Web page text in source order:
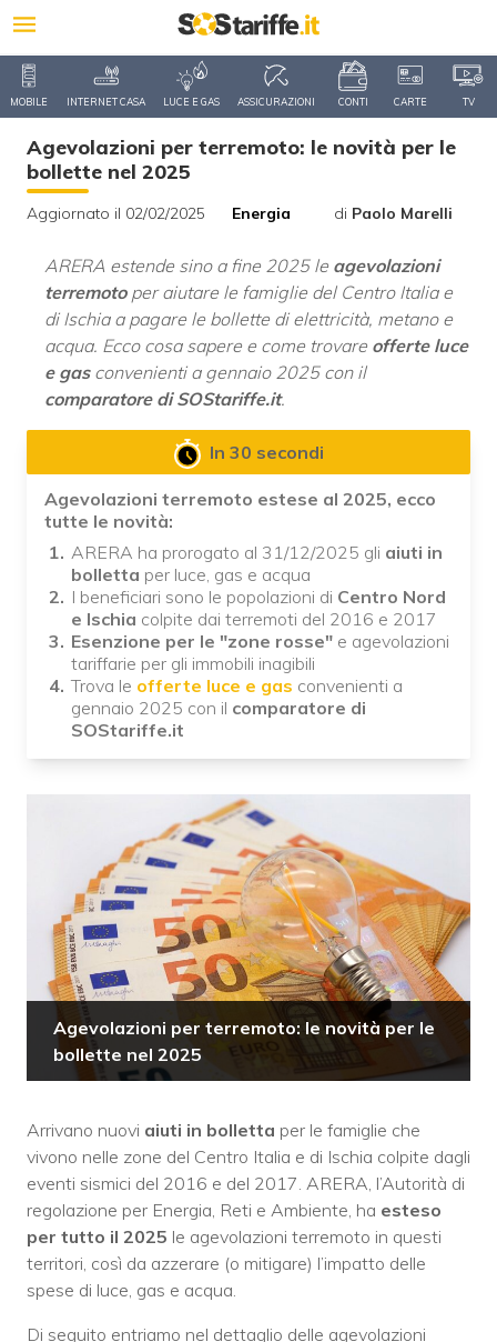
MOBILE INTERNET CASA LUCE E GAS ASSICURAZIONI CONTI CARTE TV
Agevolazioni per terremoto: le novità per le
bollette nel 2025
Aggiornato il 02/02/2025 Energia di Paolo Marelli
ARERA estende sino a fine 2025 le agevolazioni
terremoto per aiutare le famiglie del Centro Italia e
di Ischia a pagare le bollette di elettricità, metano e
acqua. Ecco cosa sapere e come trovare offerte luce
e gasconvenienti a gennaio 2025 con il
comparatore di SOStariffe.it.
In 30 secondi
Agevolazioni terremoto estese al 2025, ecco
tutte le novità:
ARERA ha prorogato al 31/12/2025 gli aiuti in
bolletta per luce, gas e acqua
I beneficiari sono le popolazioni di Centro Nord
e Ischia colpite dai terremoti del 2016 e 2017
Esenzione per le "zone rosse" e agevolazioni
tariffarie per gli immobili inagibili
Trova le offerte luce e gas convenienti a
gennaio 2025 con il comparatore di
SOStariffe.it
Agevolazioni per terremoto: le novità per le
bollette nel 2025
Arrivano nuovi aiuti in bolletta per le famiglie che
vivono nelle zone del Centro Italia e di Ischia colpite dagli
eventi sismici del 2016 e del 2017. ARERA, l’Autorità di
regolazione per Energia, Reti e Ambiente, ha esteso
per tutto il 2025 le agevolazioni terremoto in questi
territori, così da azzerare (o mitigare) l’impatto delle
spese di luce, gas e acqua.
Di seguito entriamo nel dettaglio delle agevolazioni